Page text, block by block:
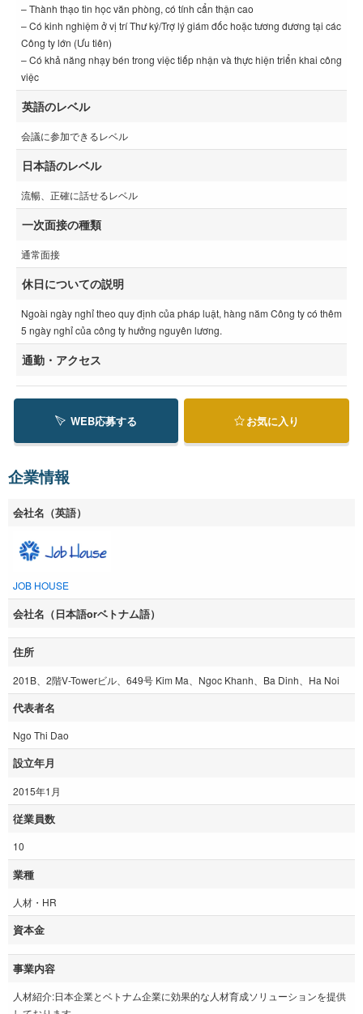
– Thành thạo tin học văn phòng, có tính cẩn thận cao
– Có kinh nghiệm ở vị trí Thư ký/Trợ lý giám đốc hoặc tương đương tại các
Công ty lớn (Ưu tiên)
– Có khả năng nhạy bén trong việc tiếp nhận và thực hiện triển khai công
việc
英語のレベル
会議に参加できるレベル
日本語のレベル
流暢、正確に話せるレベル
一次面接の種類
通常面接
休日についての説明
Ngoài ngày nghỉ theo quy định của pháp luật, hàng năm Công ty có thêm
5 ngày nghỉ của công ty hưởng nguyên lương.
通勤・アクセス
WEB応募する お気に入り
企業情報
会社名（英語）
JOB HOUSE
会社名（日本語orベトナム語）
住所
201B、2階V-Towerビル、649号 Kim Ma、Ngoc Khanh、Ba Dinh、Ha Noi
代表者名
Ngo Thi Dao
設立年月
2015年1月
従業員数
10
業種
人材・HR
資本金
事業内容
人材紹介:日本企業とベトナム企業に効果的な人材育成ソリューションを提供